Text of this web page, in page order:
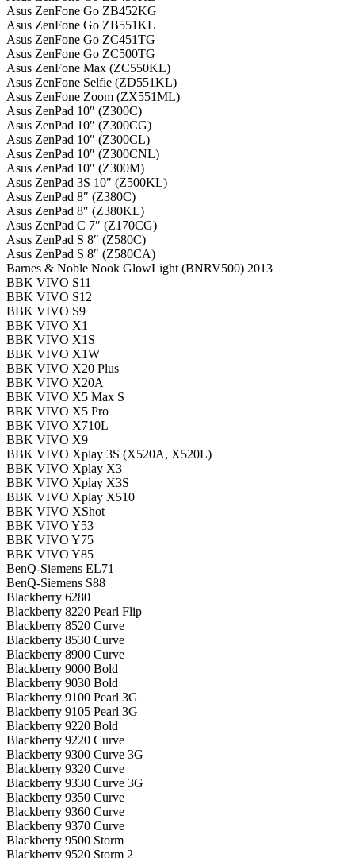
Asus ZenFone Go ZB452KG
Asus ZenFone Go ZB551KL
Asus ZenFone Go ZC451TG
Asus ZenFone Go ZC500TG
Asus ZenFone Max (ZC550KL)
Asus ZenFone Selfie (ZD551KL)
Asus ZenFone Zoom (ZX551ML)
Asus ZenPad 10″ (Z300C)
Asus ZenPad 10″ (Z300CG)
Asus ZenPad 10″ (Z300CL)
Asus ZenPad 10″ (Z300CNL)
Asus ZenPad 10″ (Z300M)
Asus ZenPad 3S 10″ (Z500KL)
Asus ZenPad 8″ (Z380C)
Asus ZenPad 8″ (Z380KL)
Asus ZenPad C 7″ (Z170CG)
Asus ZenPad S 8″ (Z580C)
Asus ZenPad S 8″ (Z580CA)
Barnes & Noble Nook GlowLight (BNRV500) 2013
BBK VIVO S11
BBK VIVO S12
BBK VIVO S9
BBK VIVO X1
BBK VIVO X1S
BBK VIVO X1W
BBK VIVO X20 Plus
BBK VIVO X20A
BBK VIVO X5 Max S
BBK VIVO X5 Pro
BBK VIVO X710L
BBK VIVO X9
BBK VIVO Xplay 3S (X520A, X520L)
BBK VIVO Xplay X3
BBK VIVO Xplay X3S
BBK VIVO Xplay X510
BBK VIVO XShot
BBK VIVO Y53
BBK VIVO Y75
BBK VIVO Y85
BenQ-Siemens EL71
BenQ-Siemens S88
Blackberry 6280
Blackberry 8220 Pearl Flip
Blackberry 8520 Curve
Blackberry 8530 Curve
Blackberry 8900 Curve
Blackberry 9000 Bold
Blackberry 9030 Bold
Blackberry 9100 Pearl 3G
Blackberry 9105 Pearl 3G
Blackberry 9220 Bold
Blackberry 9220 Curve
Blackberry 9300 Curve 3G
Blackberry 9320 Curve
Blackberry 9330 Curve 3G
Blackberry 9350 Curve
Blackberry 9360 Curve
Blackberry 9370 Curve
Blackberry 9500 Storm
Blackberry 9520 Storm 2